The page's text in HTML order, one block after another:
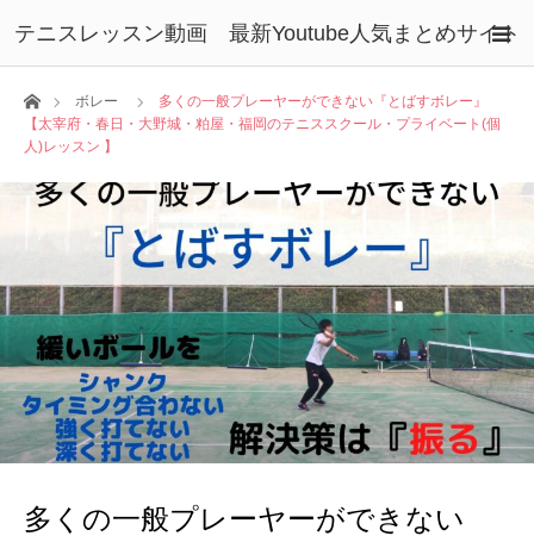
テニスレッスン動画 最新Youtube人気まとめサイト
ホームボレー
多くの一般プレーヤーができない『とばすボレー』
【太宰府・春日・大野城・粕屋・福岡のテニススクール・プライベート(個
人)レッスン 】
多くの一般プレーヤーができない